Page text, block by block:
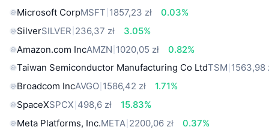
Microsoft CorpMSFT 1857,23 zł
0.03%
SilverSILVER 236,37 zł
3.05%
Amazon.com IncAMZN 1020,05 zł
0.82%
Taiwan Semiconductor Manufacturing Co LtdTSM 1563,98
Broadcom IncAVGO 1586,42 zł
1.71%
SpaceXSPCX 498,6 zł
15.83%
Meta Platforms, Inc.META 2200,06 zł
0.37%